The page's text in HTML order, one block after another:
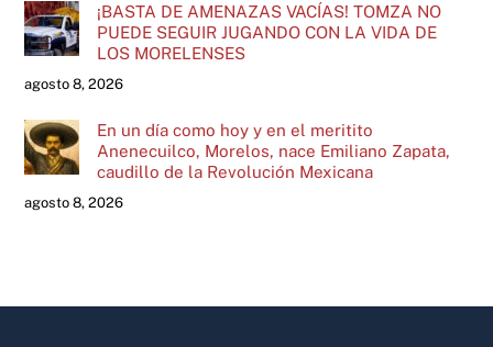
¡BASTA DE AMENAZAS VACÍAS! TOMZA NO
PUEDE SEGUIR JUGANDO CON LA VIDA DE
LOS MORELENSES
agosto 8, 2026
En un día como hoy y en el meritito
Anenecuilco, Morelos, nace Emiliano Zapata,
caudillo de la Revolución Mexicana
agosto 8, 2026